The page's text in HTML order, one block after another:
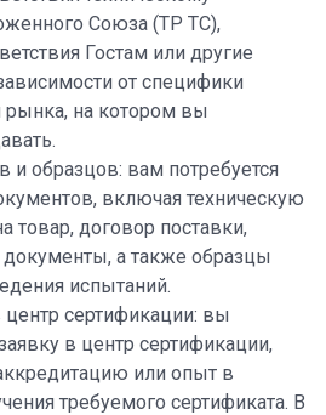
Союза (ТР ТС),
Гостам или другие
от специфики
рынка, на котором вы
и образцов: вам потребуется
включая техническую
товар, договор поставки,
документы, а также образцы
испытаний.
сертификации: вы
в центр сертификации,
или опыт в
требуемого сертификата. В